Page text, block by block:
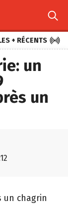

+ RÉCENTS 
un
un
chagrin